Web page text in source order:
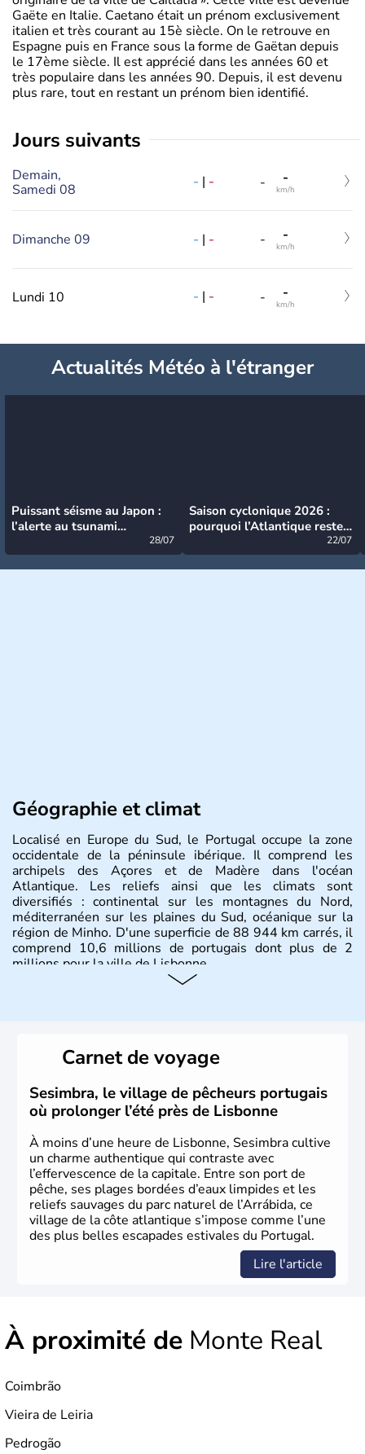
Gaëte en Italie. Caetano était un prénom exclusivement
italien et très courant au 15è siècle. On le retrouve en
Espagne puis en France sous la forme de Gaëtan depuis
le 17ème siècle. Il est apprécié dans les années 60 et
très populaire dans les années 90. Depuis, il est devenu
plus rare, tout en restant un prénom bien identifié.
jours suivants
Demain,
Samedi 08
- | - - -
km/h
Dimanche 09 - | - - -
km/h
Lundi 10 - | - - -
km/h
Actualités Météo à l'étranger
Puissant séisme au Japon :
l’alerte au tsunami
28/07
Saison cyclonique 2026 :
pourquoi l’Atlantique reste
22/07
Géographie et climat
Localisé en Europe du Sud, le Portugal occupe la zone
occidentale de la péninsule ibérique. Il comprend les
archipels des Açores et de Madère dans l'océan
Atlantique. Les reliefs ainsi que les climats sont
diversifiés : continental sur les montagnes du Nord,
méditerranéen sur les plaines du Sud, océanique sur la
région de Minho. D'une superficie de 88 944 km carrés, il
comprend 10,6 millions de portugais dont plus de 2
millions pour la ville de Lisbonne.
devient la capitale du pays et s'impose rapidement
comme point de commerce européen. Du XVe jusqu'au
XVIe siècle, le Portugal brille dans le monde entier
comme l'un des plus grands pouvoirs économiques et
culturels. La monarchie est abolie en 1910 et la
République est instaurée. Dictature de 1926 à 1974, il
devient membre de l'Union Européenne en 1986.
Carnet de voyage
Sesimbra, le village de pêcheurs portugais
où prolonger l’été près de Lisbonne
À moins d’une heure de Lisbonne, Sesimbra cultive
un charme authentique qui contraste avec
l’effervescence de la capitale. Entre son port de
pêche, ses plages bordées d’eaux limpides et les
reliefs sauvages du parc naturel de l’Arrábida, ce
village de la côte atlantique s’impose comme l’une
des plus belles escapades estivales du Portugal.
Lire l'article
À proximité de Monte Real
Coimbrão
Vieira de Leiria
Pedrogão